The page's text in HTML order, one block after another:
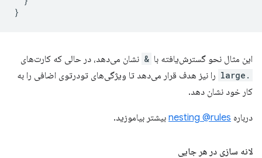
}
این مثال نحو گسترش‌یافته با & نشان می‌دهد، در حالی که کارت‌های
.large
را نیز هدف قرار می‌دهد تا ویژگی‌های تودرتوی اضافی را به
کار خود نشان دهد.
درباره nesting @rules بیشتر بیاموزید.
لانه سازی در هر جایی